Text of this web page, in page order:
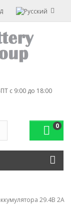
с 9:00 до 18:00
0
29.4В 2А